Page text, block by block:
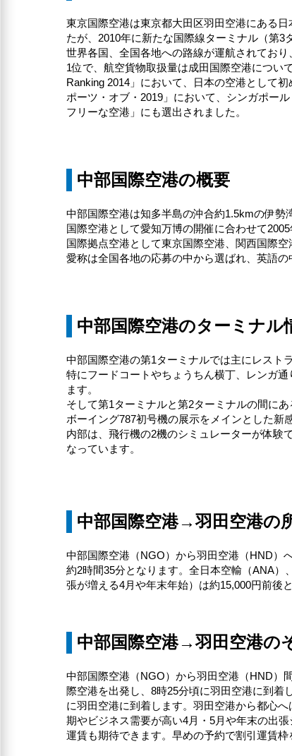
東京国際空港は東京都大田区羽田空港にある
たが、2010年に新たな国際線ターミナル（第
世界各国、全国各地への路線が運航されてお
1位で、航空貨物取扱量は成田国際空港につい
Ranking 2014」において、日本の空港として
ポーツ・オブ・2019」において、シンガポー
フリーな空港」にも選出されました。
中部国際空港の概要
中部国際空港は知多半島の沖合約1.5kmの伊
国際空港として愛知万博の開催に合わせて2005
国際拠点空港として東京国際空港、関西国際
愛称は全国各地の応募の中から選ばれ、英語
中部国際空港のターミナル
中部国際空港の第1ターミナルでは主にレスト
特にフードコートやちょうちん横丁、レンガ
ます。
そして第1ターミナルと第2ターミナルの間に
ボーイング787初号機の展示をメインとした新
内部は、飛行機の2機のシミュレーターが体験
なっています。
中部国際空港→羽田空港の
中部国際空港（NGO）から羽田空港（HND）
約2時間35分となります。全日本空輸（ANA）
張が増える4月や年末年始）は約15,000円前後
中部国際空港→羽田空港の
中部国際空港（NGO）から羽田空港（HND）
際空港を出発し、8時25分頃に羽田空港に到
に羽田空港に到着します。羽田空港から都心
期やビジネス需要が高い4月・5月や年末の出
運賃も期待できます。早めの予約で割引運賃枠